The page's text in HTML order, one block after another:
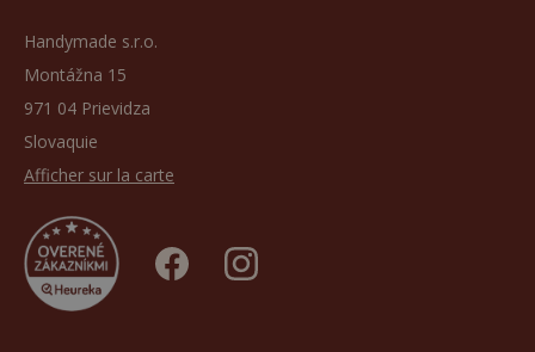
Handymade s.r.o.
Montážna 15
971 04 Prievidza
Slovaquie
Afficher sur la carte